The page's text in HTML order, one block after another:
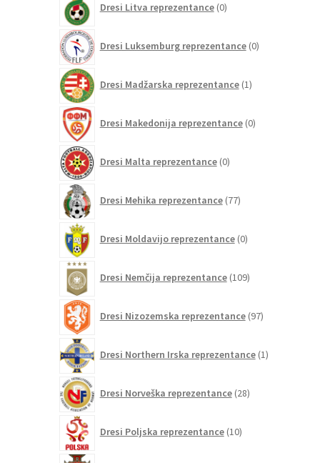
Dresi Litva reprezentance 0izdelkov
Dresi Luksemburg reprezentance 0izdelkov
Dresi Madžarska reprezentance 1izdelek
Dresi Makedonija reprezentance 0izdelkov
Dresi Malta reprezentance 0izdelkov
Dresi Mehika reprezentance 77izdelkov
Dresi Moldavijo reprezentance 0izdelkov
Dresi Nemčija reprezentance 109izdelkov
Dresi Nizozemska reprezentance 97izdelkov
Dresi Northern Irska reprezentance 1izdelek
Dresi Norveška reprezentance 28izdelkov
Dresi Poljska reprezentance 10izdelkov